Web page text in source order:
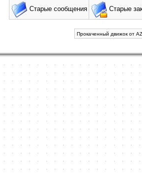
Старые сообщения Старые
Прокаченный движок от